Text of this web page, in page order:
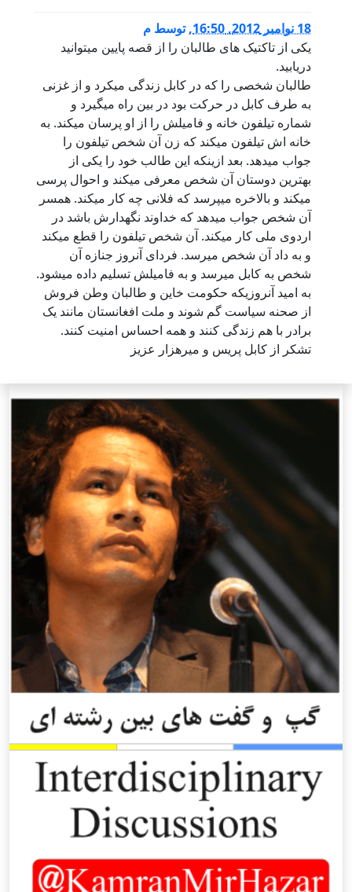
18 نوامبر 2012, 16:50 ,توسط م
یکی از تاکتیک های طالبان را از قصه پایین میتوانید
دریابید.
طالبان شخصی را که در کابل زندگی میکرد و از غزنی
به طرف کابل در حرکت بود در بین راه میگیرد و
شماره تیلفون خانه و فامیلش را از او پرسان میکند. به
خانه اش تیلفون میکند که زن آن شخص تیلفون را
جواب میدهد. بعد ازینکه این طالب خود را یکی از
بهترین دوستان آن شخص معرفی میکند و احوال پرسی
میکند و بالاخره میپرسد که فلانی چه کار میکند. همسر
آن شخص جواب میدهد که خداوند نگهدارش باشد در
اردوی ملی کار میکند. آن شخص تیلفون را قطع میکند
و به داد آن شخص میرسد. فردای آنروز جنازه آن
شخص به کابل میرسد و به فامیلش تسلیم داده میشود.
به امید آنروزیکه حکومت خاین و طالبان وطن فروش
از صحنه سیاست گم شوند و ملت افغانستان مانند یک
برادر با هم زندگی کنند و همه احساس امنیت کنند.
تشکر از کابل پریس و میرهزار عزیز